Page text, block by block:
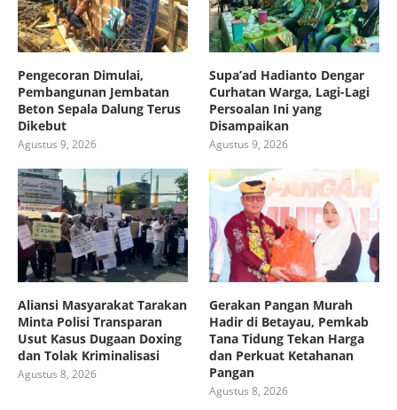
Pengecoran Dimulai,
Pembangunan Jembatan
Beton Sepala Dalung Terus
Dikebut
Agustus 9, 2026
Supa’ad Hadianto Dengar
Curhatan Warga, Lagi-Lagi
Persoalan Ini yang
Disampaikan
Agustus 9, 2026
Aliansi Masyarakat Tarakan
Minta Polisi Transparan
Usut Kasus Dugaan Doxing
dan Tolak Kriminalisasi
Agustus 8, 2026
Gerakan Pangan Murah
Hadir di Betayau, Pemkab
Tana Tidung Tekan Harga
dan Perkuat Ketahanan
Pangan
Agustus 8, 2026